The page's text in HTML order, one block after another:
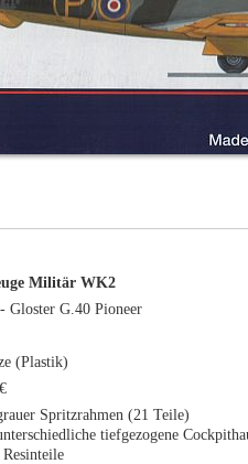
Militär WK2
Gloster G.40 Pioneer
(Plastik)
Spritzrahmen (21 Teile)
tiefgezogene
Resinteile